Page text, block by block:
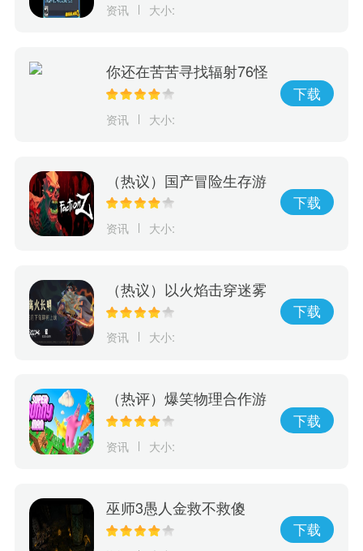
资讯 大小:
你还在苦苦寻找辐射76怪
物大全？现在有这款神奇
辐射76怪物等级和人物等
资讯 大小:
下载
（热议）国产冒险生存游
戏《Faction Z》震撼来
资讯 大小:
下载
（热议）以火焰击穿迷雾
动作解谜游戏《离火长
资讯 大小:
下载
（热评）爆笑物理合作游
戏《超级兔子人》本月发
资讯 大小:
下载
巫师3愚人金救不救傻
子？看看游戏最后发生了
下载